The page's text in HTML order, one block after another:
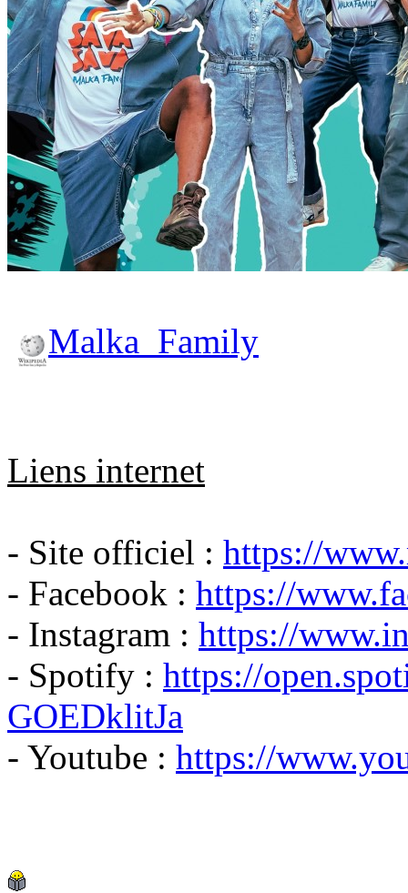
Malka_Family
Liens internet
- Site officiel : https://
- Facebook : https://
- Instagram : https://
- Spotify : https://
GOEDklitJa
- Youtube : https://